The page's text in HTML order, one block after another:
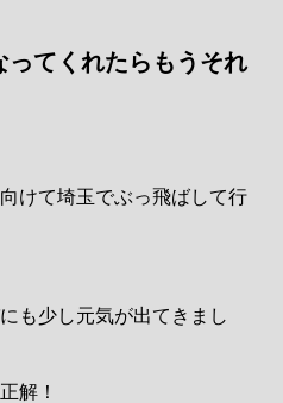
てくれたらもうそれ
けて埼玉でぶっ飛ばして行
も少し元気が出てきまし
解！